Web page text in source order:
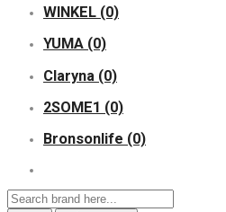
WINKEL (0)
YUMA (0)
Claryna (0)
2SOME1 (0)
Bronsonlife (0)